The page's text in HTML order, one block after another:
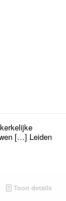
[…] Leiden
Toon details